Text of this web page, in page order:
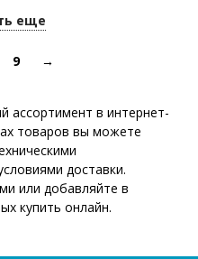
еще
9 →
ассортимент в интернет-
товаров вы можете
доставки.
или добавляйте в
купить онлайн.